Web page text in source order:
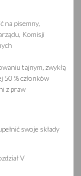
na pisemny,
Komisji
tajnym, zwykłą
50 % członków
z praw
swoje składy
V